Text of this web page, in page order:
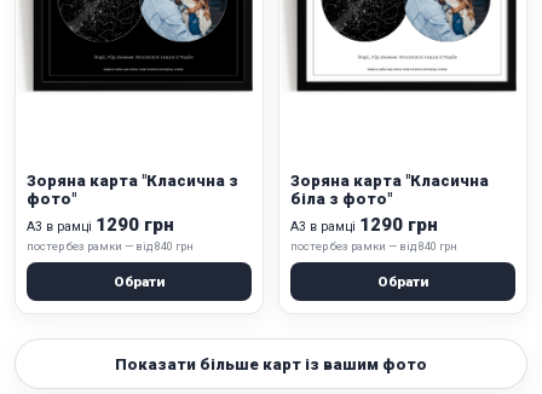
Зоряна карта "Класична з
фото"
А3 в рамці 1290 грн
постер без рамки — від 840 грн
Обрати
Зоряна карта "Класична
біла з фото"
А3 в рамці 1290 грн
постер без рамки — від 840 грн
Обрати
Показати більше карт із вашим фото